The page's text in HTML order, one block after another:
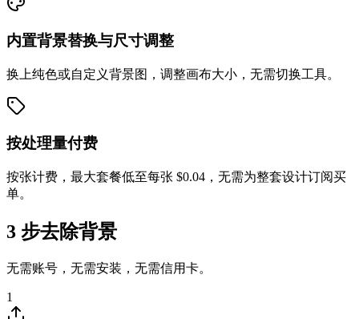
内置背景替换与尺寸调整
换上纯色或自定义背景图，调整画布大小，无需切换工具。
按处理量付费
按张计费，最大套餐低至每张 $0.04，无需为整套设计订阅买
单。
3 步去除背景
无需账号，无需安装，无需信用卡。
1